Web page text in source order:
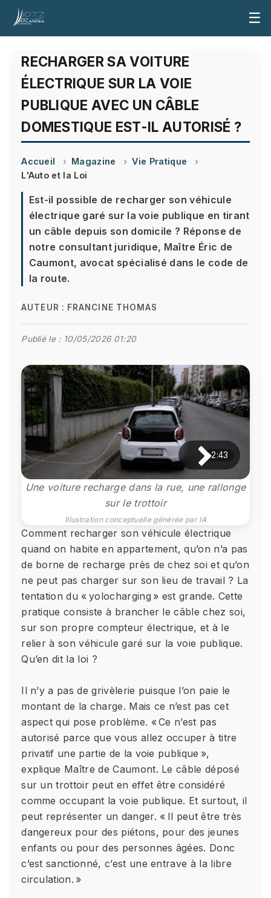
☰
RECHARGER SA VOITURE
ÉLECTRIQUE SUR LA VOIE
PUBLIQUE AVEC UN CÂBLE
DOMESTIQUE EST-IL AUTORISÉ ?
Accueil Magazine
Vie Pratique
L'Auto et la Loi
Est-il possible de recharger son véhicule
électrique garé sur la voie publique en tirant
un câble depuis son domicile ? Réponse de
notre consultant juridique, Maître Éric de
Caumont, avocat spécialisé dans le code de
la route.
AUTEUR : FRANCINE THOMAS
Publié le : 10/05/2026 01:20
2:43
Une voiture recharge dans la rue, une rallonge
sur le trottoir
Illustration conceptuelle générée par IA
Comment recharger son véhicule électrique
quand on habite en appartement, qu’on n’a pas
de borne de recharge près de chez soi et qu’on
ne peut pas charger sur son lieu de travail ? La
tentation du « yolocharging » est grande. Cette
pratique consiste à brancher le câble chez soi,
sur son propre compteur électrique, et à le
relier à son véhicule garé sur la voie publique.
Qu’en dit la loi ?
Il n’y a pas de grivèlerie puisque l’on paie le
montant de la charge. Mais ce n’est pas cet
aspect qui pose problème. « Ce n’est pas
autorisé parce que vous allez occuper à titre
privatif une partie de la voie publique »,
explique Maître de Caumont. Le câble déposé
sur un trottoir peut en effet être considéré
comme occupant la voie publique. Et surtout, il
peut représenter un danger. « Il peut être très
dangereux pour des piétons, pour des jeunes
enfants ou pour des personnes âgées. Donc
c’est sanctionné, c’est une entrave à la libre
circulation. »